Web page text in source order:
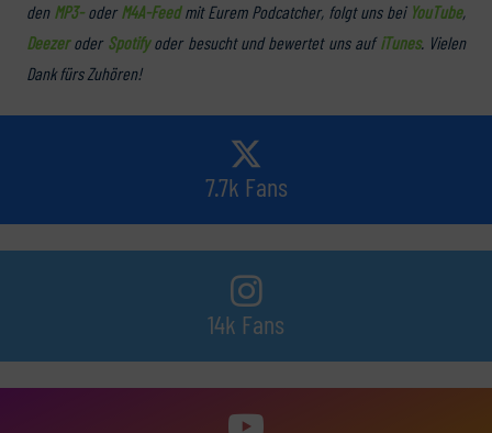
den MP3-oder M4A-Feedmit Eurem Podcatcher, folgt uns bei YouTube,
Deezeroder Spotifyoder besucht und bewertet uns aufiTunes. Vielen
Dank fürs Zuhören!
7.7k Fans
14k Fans